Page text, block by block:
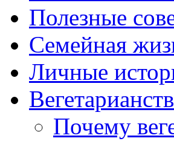
Полезные
Семейная
Личные
Почему